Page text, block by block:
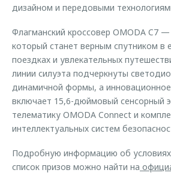
дизайном и передовыми
Флагманский кроссовер OMODA C7
который станет верным спутником в
поездках и увлекательных
линии силуэта подчеркнуты
динамичной формы, а
включает 15,6-дюймовый сенсорный
телематику OMODA Connect и
интеллектуальных систем
Подробную информацию об
список призов можно найти на